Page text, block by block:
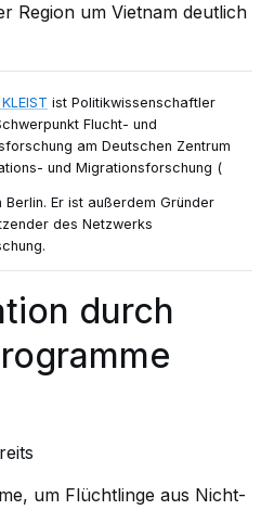
Region um Vietnam deutlich
ist Politikwissenschaftler
Flucht- und
am Deutschen Zentrum
und Migrationsforschung (
Berlin. Er ist außerdem Gründer
des Netzwerks
durch
um Flüchtlinge aus Nicht-